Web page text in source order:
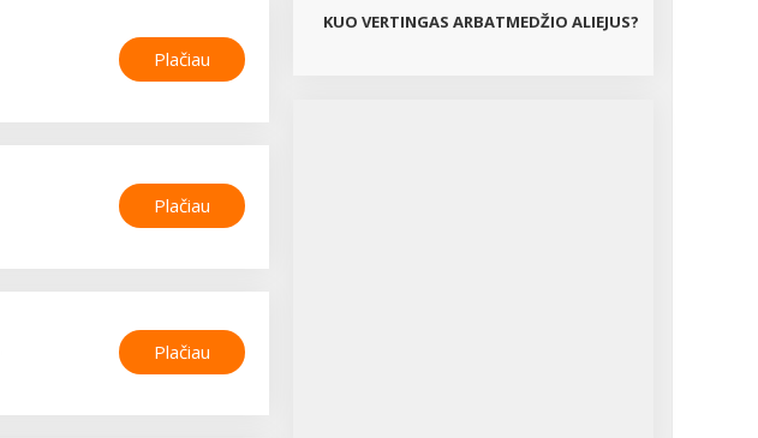
Plačiau
Plačiau
Plačiau
KUO VERTINGAS ARBATMEDŽIO ALIEJUS?